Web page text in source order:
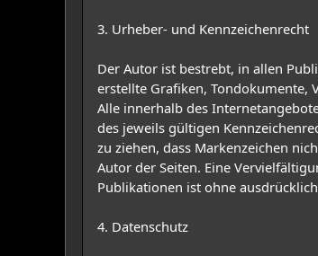
3. Urheber- und Kennzeichenrecht
Der Autor ist bestrebt, in allen
erstellte Grafiken, Tondokumente,
Alle innerhalb des
des jeweils gültigen
zu ziehen, dass Markenzeichen
Autor der Seiten. Eine
Publikationen ist ohne
4. Datenschutz